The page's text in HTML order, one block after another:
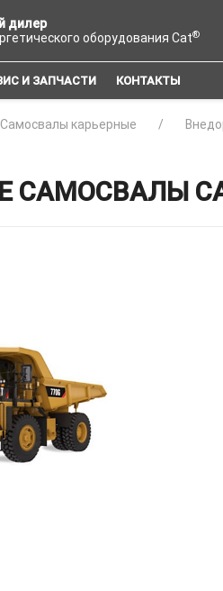
дилер
оборудования Cat®
И ЗАПЧАСТИ КОНТАКТЫ
Самосвалы карьерные